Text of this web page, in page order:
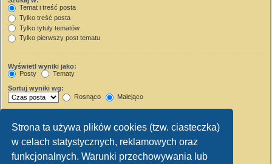
Strona ta używa plików cookies (tzw. ciasteczka)
w celach statystycznych, reklamowych oraz
funkcjonalnych. Warunki przechowywania lub
Temat i treść posta
Tylko treść posta
Tylko tytuły tematów
Tylko pierwszy post tematu
Wyświetl wyniki jako:
Posty
Tematy
Sortuj wyniki wg:
Rosnąco
Malejąco
Wyświetl pierwsze:
Ustaw 0, aby wyświetlić cały post.
znaków w poście